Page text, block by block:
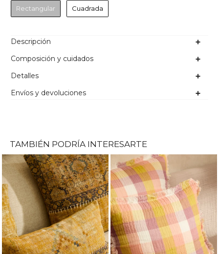
Rectangular Cuadrada
Descripción
Composición y cuidados
Detalles
Envíos y devoluciones
TAMBIÉN PODRÍA INTERESARTE